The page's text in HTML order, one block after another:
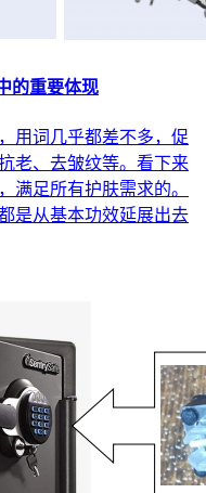
的重要体现
用词几乎都差不多，促
老、去皱纹等。看下来
满足所有护肤需求的。
是从基本功效延展出去